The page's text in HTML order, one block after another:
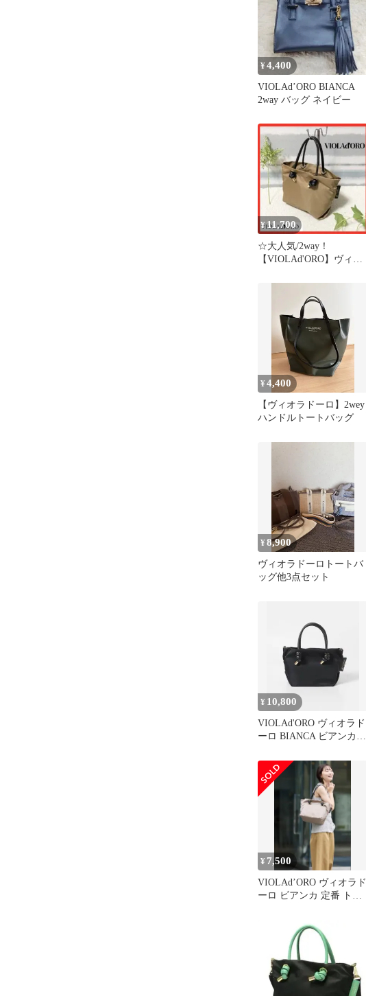
¥4,400
VIOLAd’ORO BIANCA
2way バッグ ネイビー
¥11,700
☆大人気/2way！
【VIOLAd'ORO】ヴィオ
ッグ
¥4,400
【ヴィオラドーロ】2wey
ハンドルトートバッグ
¥8,900
ヴィオラドーロトートバ
ッグ他3点セット
¥ 10,800
VIOLAd'ORO ヴィオラド
ーロ BIANCA ビアンカ
¥ 7,500
VIOLAd’ORO ヴィオラド
ーロ ビアンカ 定番 トー